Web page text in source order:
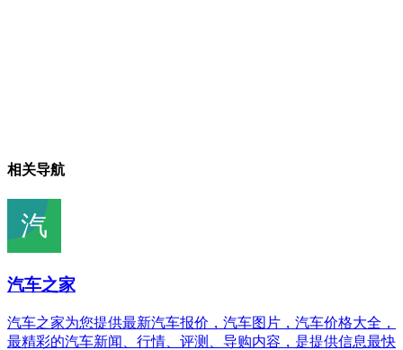
相关导航
汽车之家
汽车之家为您提供最新汽车报价，汽车图片，汽车价格大全，
最精彩的汽车新闻、行情、评测、导购内容，是提供信息最快